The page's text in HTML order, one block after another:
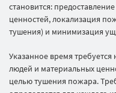
становится:
ценностей, локализация
тушения) и минимизация
Указанное время
людей и материальных
целью тушения пожара.